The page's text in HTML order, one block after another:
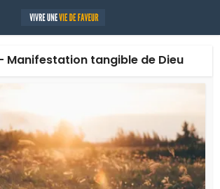
Manifestation tangible de Dieu